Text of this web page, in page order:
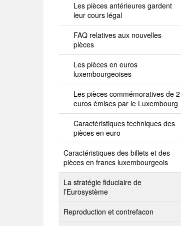
Les pièces antérieures gardent
leur cours légal
FAQ relatives aux nouvelles
pièces
Les pièces en euros
luxembourgeoises
Les pièces commémoratives de 2
euros émises par le Luxembourg
Caractéristiques techniques des
pièces en euro
Caractéristiques des billets et des
pièces en francs luxembourgeois
La stratégie fiduciaire de
l’Eurosystème
Reproduction et contrefacon